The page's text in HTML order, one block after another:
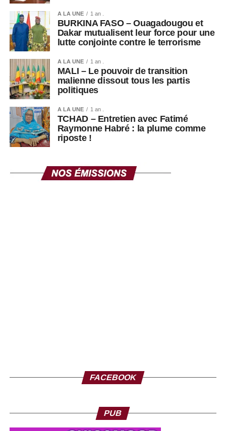
politiques persistantes en Guinée, où les appels à un
retour à un ordre constitutionnel pleinement démocratique
continuent d’alimenter le débat public.
A LA UNE 1 an .
BURKINA FASO – Ouagadougou et
Dakar mutualisent leur force pour une
lutte conjointe contre le terrorisme
A LA UNE 1 an .
MALI – Le pouvoir de transition
malienne dissout tous les partis
politiques
A LA UNE 1 an .
TCHAD – Entretien avec Fatimé
Raymonne Habré : la plume comme
riposte !
FACEBOOK
PUB